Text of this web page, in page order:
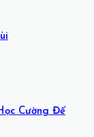
Cường Để